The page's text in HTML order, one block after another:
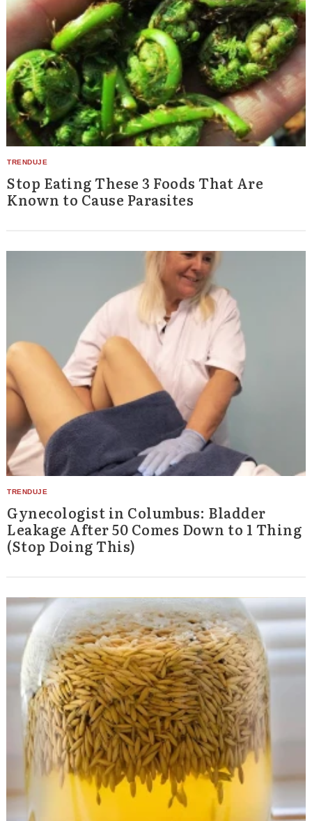
Stop Eating These 3 Foods That Are
Known to Cause Parasites
Gynecologist in Columbus: Bladder
Leakage After 50 Comes Down to 1 Thing
(Stop Doing This)